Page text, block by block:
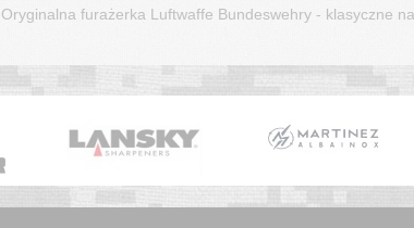
Oryginalna furażerka Luftwaffe Bundeswehry - klasyczne